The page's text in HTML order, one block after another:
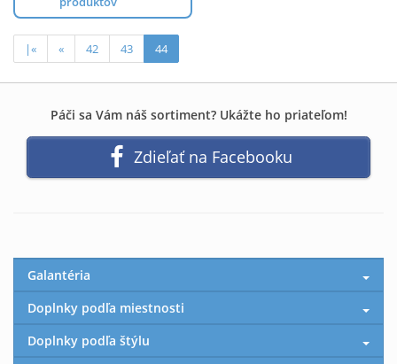
|« « 42 43 44
Páči sa Vám náš sortiment? Ukážte ho priateľom!
Zdieľať na Facebooku
Galantéria
Doplnky podľa miestnosti
Doplnky podľa štýlu